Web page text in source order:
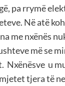
pa rrymë
Në atë
me nxënës
më se
Nxënësve u
tjera të